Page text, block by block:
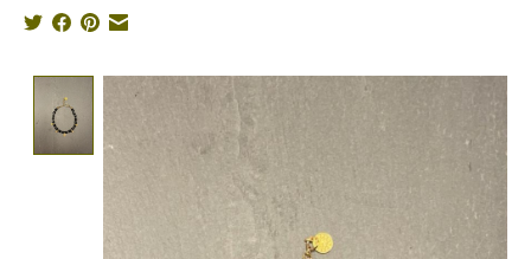
Product image slideshow Items